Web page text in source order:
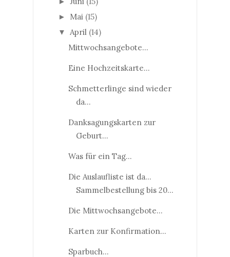
► Mai (15)
▼ April (14)
Mittwochsangebote...
Eine Hochzeitskarte...
Schmetterlinge sind wieder
da...
Danksagungskarten zur
Geburt...
Was für ein Tag...
Die Auslaufliste ist da...
Sammelbestellung bis 20...
Die Mittwochsangebote...
Karten zur Konfirmation...
Sparbuch...